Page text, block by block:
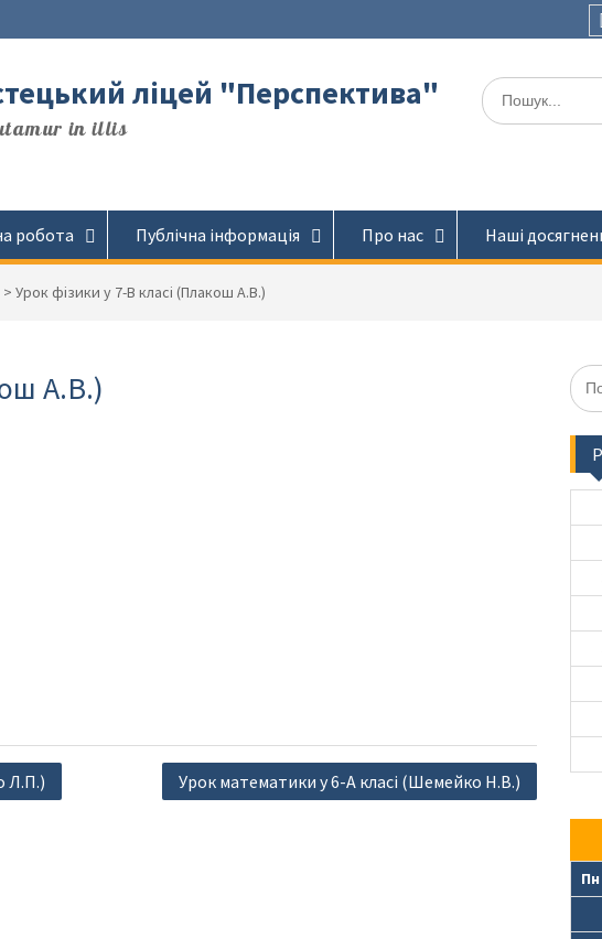
ліцей "Перспектива"
in illis
Шукати:
робота Публічна інформація Про нас Наші
> Урок фізики у 7-В класі (Плакош А.В.)
А.В.)
Л.П.) Урок математики у 6-А класі (Шемейко Н.В.)
Пн